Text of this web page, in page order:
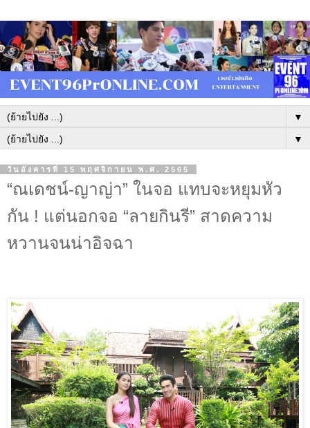
▼
▼
วันอังคารที่ 15 พฤศจิกายน พ.ศ. 2565
“ณเดชน์-ญาญ่า” ในจอ แทบจะหยุมหัว
กัน ! แต่นอกจอ “ลายกินรี” สาดความ
หวานจนน่าอิจฉา